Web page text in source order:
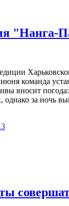
"Нанга-
команда
вносит погода:
однако за ночь